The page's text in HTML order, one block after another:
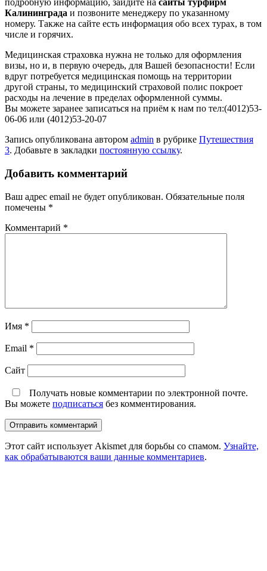
подробную информацию, зайдите на сайты турфирм
Калининграда и позвоните менеджеру по указанному
номеру. Также на сайте есть информация обо всех турах, в том
числе и горячих.
Медицинская страховка нужна не только для оформления
визы, но и, в первую очередь, для Вашей безопасности! Если
вдруг потребуется медицинская помощь на территории
другой страны, то медицинский страховой полис покроет
расходы на лечение в пределах оформленной суммы.
Вы можете заранее записаться на приём к нам по тел:(4012)53-
06-06 или (4012)53-20-07
Запись опубликована автором admin в рубрике Путешествия
3. Добавьте в закладки постоянную ссылку.
Добавить комментарий
Ваш адрес email не будет опубликован. Обязательные поля
помечены *
Комментарий *
Имя *
Email *
Сайт
Получать новые комментарии по электронной почте.
Вы можете подписаться без комментирования.
Этот сайт использует Akismet для борьбы со спамом. Узнайте,
как обрабатываются ваши данные комментариев.